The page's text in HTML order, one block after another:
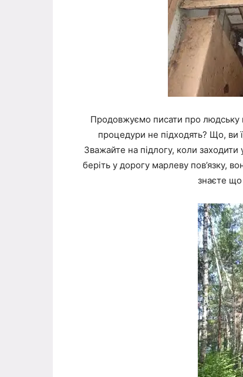
Продовжуємо писати про людську
процедури не підходять? Що, ви
Зважайте на підлогу, коли
беріть у дорогу марлеву пов’язку,
знаєте